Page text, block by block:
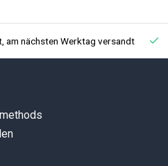
am nächsten Werktag versandt